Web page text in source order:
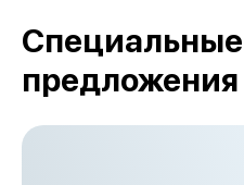
Специальные
предложения